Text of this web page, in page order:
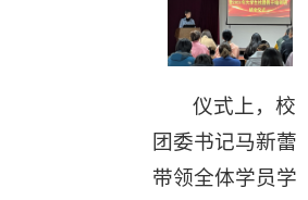
仪式上，校
团委书记马新蕾
带领全体学员学